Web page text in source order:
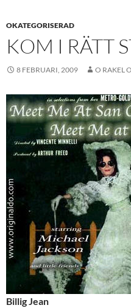
OKATEGORISERAD
KOM I RÄTT
8 FEBRUARI, 2009 O RAKEL O
Billig Jean